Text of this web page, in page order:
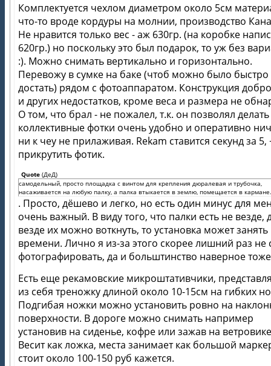
Комплектуется чехлом диаметром около 5см
что-то вроде кордуры на молнии, производство
Не нравится только вес - аж 630гр. (на коробке
620гр.) но поскольку это был подарок, то уж без
:). Можно снимать вертикально и горизонтально.
Перевожу в сумке на баке (чтоб можно было быстро
достать) рядом с фотоаппаратом. Конструкция
и других недостатков, кроме веса и размера не
О том, что брал - не пожалел, т.к. он позволял делать
коллективные фотки очень удобно и оперативно
ни к чеу не прилаживая. Rekam ставится секунд за 5,
прикрутить фотик.
Quote (ДеД)
самодельный, просто площадка с винтом для крепления дюралевая и трубочка,
насаживается на любую палку, а палка втыкается в землю, помещается в кармане.
. Просто, дёшево и легко, но есть один минус для
очень важный. В виду того, что палки есть не везде,
везде их можно воткнуть, то установка может
времени. Лично я из-за этого скорее лишний раз не
фотографировать, да и больштинство наверное
Есть еще рекамовские микроштативчики,
из себя треножку длиной около 10-15см на гибких
Подгибая ножки можно установить ровно на
поверхности. В дороге можно снимать например
установив на сиденье, кофре или зажав на
Весит как ложка, места занимает как большой
стоит около 100-150 руб кажется.